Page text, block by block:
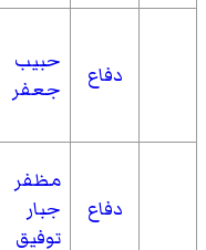
دفاع
حبيب
جعفر
دفاع
مظفر
جبار
توفيق